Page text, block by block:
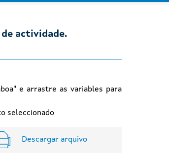
actividade.
e arrastre as variables para
seleccionado
Descargar arquivo